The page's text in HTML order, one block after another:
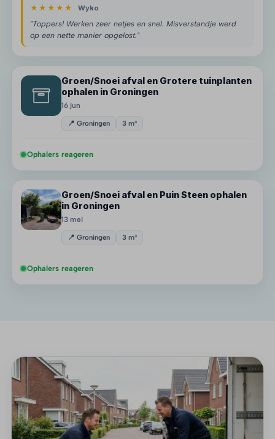
★★★★★ Wyko
"Toppers! Werken zeer netjes en snel. Misverstandje werd
op een nette manier opgelost."
Groen/Snoei afval en Grotere tuinplanten
ophalen in Groningen
16 jun
📍 Groningen 3 m³
Ophalers reageren
Groen/Snoei afval en Puin Steen ophalen
in Groningen
13 mei
📍 Groningen 3 m³
Ophalers reageren